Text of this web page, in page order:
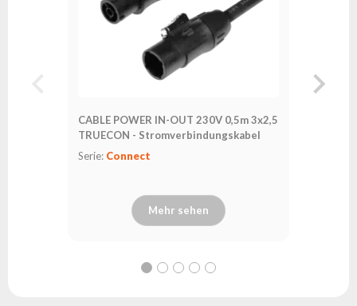
CABLE POWER IN-OUT 230V 0,5m 3x2,5
TRUECON - Stromverbindungskabel
Serie: Connect
Mehr sehen